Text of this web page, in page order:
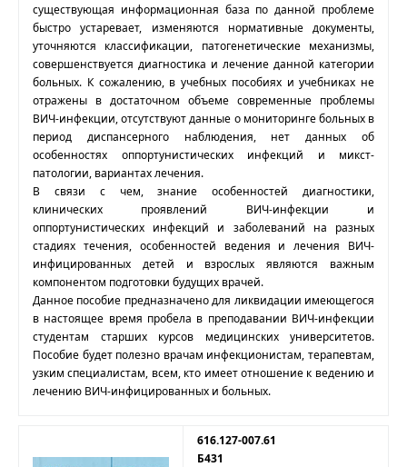
существующая информационная база по данной проблеме
быстро устаревает, изменяются нормативные документы,
уточняются классификации, патогенетические механизмы,
совершенствуется диагностика и лечение данной категории
больных. К сожалению, в учебных пособиях и учебниках не
отражены в достаточном объеме современные проблемы
ВИЧ-инфекции, отсутствуют данные о мониторинге больных в
период диспансерного наблюдения, нет данных об
особенностях оппортунистических инфекций и микст-
патологии, вариантах лечения.
В связи с чем, знание особенностей диагностики,
клинических проявлений ВИЧ-инфекции и
оппортунистических инфекций и заболеваний на разных
стадиях течения, особенностей ведения и лечения ВИЧ-
инфицированных детей и взрослых являются важным
компонентом подготовки будущих врачей.
Данное пособие предназначено для ликвидации имеющегося
в настоящее время пробела в преподавании ВИЧ-инфекции
студентам старших курсов медицинских университетов.
Пособие будет полезно врачам инфекционистам, терапевтам,
узким специалистам, всем, кто имеет отношение к ведению и
лечению ВИЧ-инфицированных и больных.
616.127-007.61
Б431